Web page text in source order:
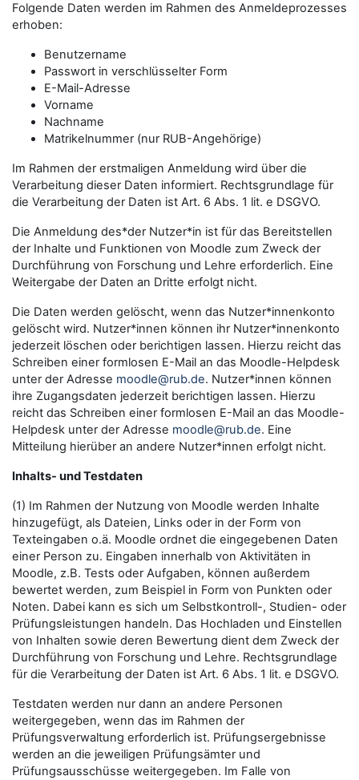
Folgende Daten werden im Rahmen des Anmeldeprozesses
erhoben:
Benutzername
Passwort in verschlüsselter Form
E-Mail-Adresse
Vorname
Nachname
Matrikelnummer (nur RUB-Angehörige)
Im Rahmen der erstmaligen Anmeldung wird über die
Verarbeitung dieser Daten informiert. Rechtsgrundlage für
die Verarbeitung der Daten ist Art. 6 Abs. 1 lit. e DSGVO.
Die Anmeldung des*der Nutzer*in ist für das Bereitstellen
der Inhalte und Funktionen von Moodle zum Zweck der
Durchführung von Forschung und Lehre erforderlich. Eine
Weitergabe der Daten an Dritte erfolgt nicht.
Die Daten werden gelöscht, wenn das Nutzer*innenkonto
gelöscht wird. Nutzer*innen können ihr Nutzer*innenkonto
jederzeit löschen oder berichtigen lassen. Hierzu reicht das
Schreiben einer formlosen E-Mail an das Moodle-Helpdesk
unter der Adresse moodle@rub.de. Nutzer*innen können
ihre Zugangsdaten jederzeit berichtigen lassen. Hierzu
reicht das Schreiben einer formlosen E-Mail an das Moodle-
Helpdesk unter der Adresse moodle@rub.de. Eine
Mitteilung hierüber an andere Nutzer*innen erfolgt nicht.
Inhalts- und Testdaten
(1) Im Rahmen der Nutzung von Moodle werden Inhalte
hinzugefügt, als Dateien, Links oder in der Form von
Texteingaben o.ä. Moodle ordnet die eingegebenen Daten
einer Person zu. Eingaben innerhalb von Aktivitäten in
Moodle, z.B. Tests oder Aufgaben, können außerdem
bewertet werden, zum Beispiel in Form von Punkten oder
Noten. Dabei kann es sich um Selbstkontroll-, Studien- oder
Prüfungsleistungen handeln. Das Hochladen und Einstellen
von Inhalten sowie deren Bewertung dient dem Zweck der
Durchführung von Forschung und Lehre. Rechtsgrundlage
für die Verarbeitung der Daten ist Art. 6 Abs. 1 lit. e DSGVO.
Testdaten werden nur dann an andere Personen
weitergegeben, wenn das im Rahmen der
Prüfungsverwaltung erforderlich ist. Prüfungsergebnisse
werden an die jeweiligen Prüfungsämter und
Prüfungsausschüsse weitergegeben. Im Falle von